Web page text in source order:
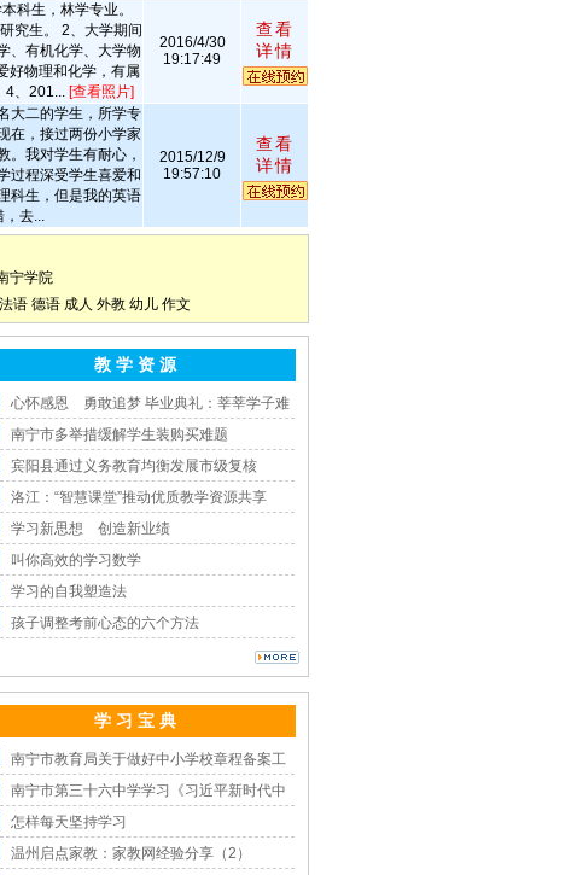
科生，林学专业。
究生。 2、大学期间
、有机化学、大学物
好物理和化学，有属
4、201... [查看照片]
2016/4/30
19:17:49
查看
详情
大二的学生，所学专
在，接过两份小学家
。我对学生有耐心，
过程深受学生喜爱和
科生，但是我的英语
，去...
2015/12/9
19:57:10
查看
详情
宁学院
法语 德语 成人 外教 幼儿 作文
教 学 资 源
心怀感恩 勇敢追梦 毕业典礼：莘莘学子难
南宁市多举措缓解学生装购买难题
宾阳县通过义务教育均衡发展市级复核
洛江：“智慧课堂”推动优质教学资源共享
学习新思想 创造新业绩
叫你高效的学习数学
学习的自我塑造法
孩子调整考前心态的六个方法
学 习 宝 典
南宁市教育局关于做好中小学校章程备案工
南宁市第三十六中学学习《习近平新时代中
怎样每天坚持学习
温州启点家教：家教网经验分享（2）